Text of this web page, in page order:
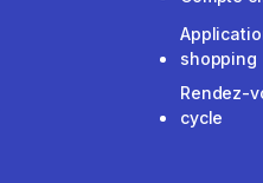
shopping
Rendez-
cycle